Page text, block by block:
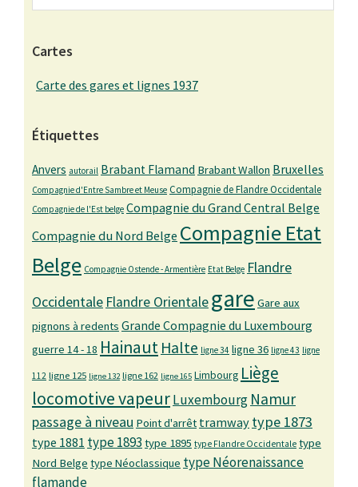
Cartes
Carte des gares et lignes 1937
Étiquettes
Anvers autorail Brabant Flamand Brabant Wallon Bruxelles
Compagnie d'Entre Sambre et Meuse Compagnie de Flandre Occidentale
Compagnie de l'Est belge Compagnie du Grand Central Belge
Compagnie du Nord Belge Compagnie Etat
Belge Compagnie Ostende - Armentière Etat Belge Flandre
Occidentale Flandre Orientalegare Gare aux
pignons à redents Grande Compagnie du Luxembourg
guerre 14 - 18 Hainaut Halte ligne 34 ligne 36 ligne 43 ligne
112 ligne 125 ligne 132 ligne 162 ligne 165 Limbourg Liège
locomotive vapeurLuxembourg Namur
passage à niveau Point d'arrêt tramway type 1873
type 1881 type 1893 type 1895 type Flandre Occidentale type
Nord Belge type Néoclassique type Néorenaissance
flamande